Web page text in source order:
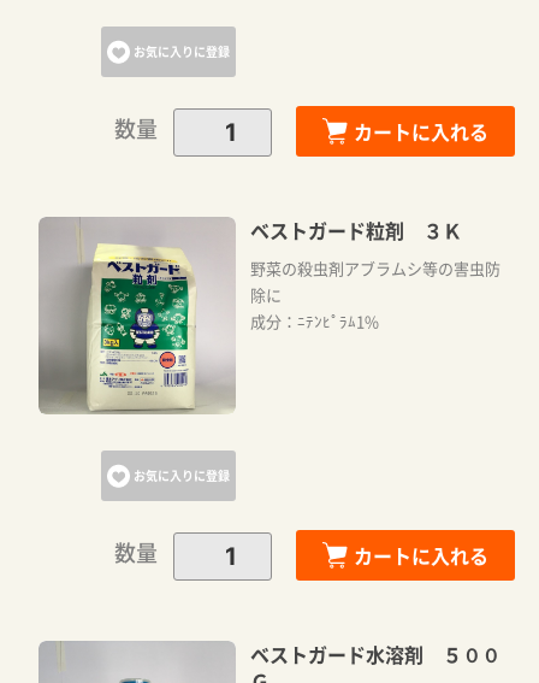
お気に入りに登録
数量 カートに入れる
お気に入りに登録
ベストガード粒剤 ３Ｋ
野菜の殺虫剤アブラムシ等の害虫防
除に
成分：ﾆﾃﾝﾋﾟﾗﾑ1%
数量 カートに入れる
ベストガード水溶剤 ５００